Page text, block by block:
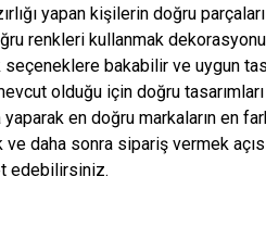
yapan kişilerin doğru
renkleri kullanmak
bakabilir ve uygun
olduğu için doğru
en doğru markaların en
daha sonra sipariş vermek
edebilirsiniz.